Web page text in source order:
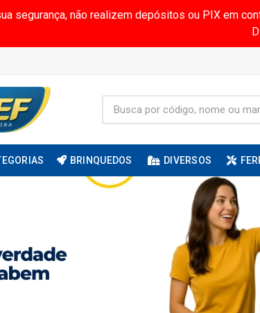
segurança, não realizem depósitos ou PIX em
BRINQUEDOS DIVERSOS